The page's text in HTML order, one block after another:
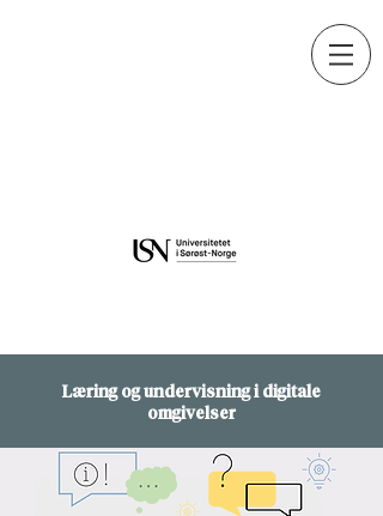
Læring og undervisning i digitale
Læring og undervisning i digitale
omgivelser